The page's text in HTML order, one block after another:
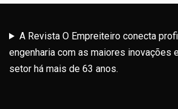
A Revista O Empreiteiro conecta
engenharia com as maiores inovações
setor há mais de 63 anos.